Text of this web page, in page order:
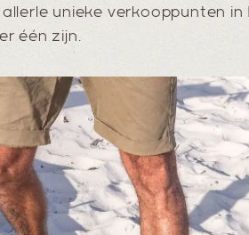
unieke verkooppunten
één zijn.